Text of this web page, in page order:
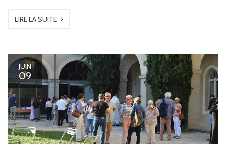
LIRE LA SUITE
JUIN
09